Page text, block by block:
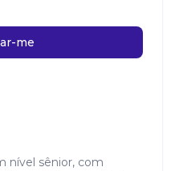
me
nível sênior, com